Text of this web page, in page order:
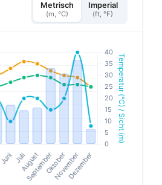
Metrisch
(m, °C)
Imperial
(ft, °F)